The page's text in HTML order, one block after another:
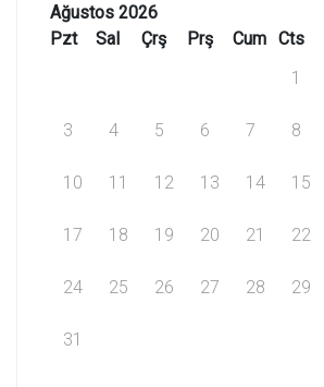
Ağustos 2026
Pzt
Sal Çrş Prş Cum Cts
1
3 4 5 6 7 8
10 11 12 13 14 15
17 18 19 20 21 22
24 25 26 27 28 29
31